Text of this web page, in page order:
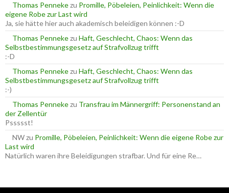
c
h
:
Thomas Pennekezu Promille, Pöbeleien, Peinlichkeit: Wenn die
eigene Robe zur Last wird
Ja, sie hätte hier auch akademisch beleidigen können :-D
Thomas Pennekezu Haft, Geschlecht, Chaos: Wenn das
Selbstbestimmungsgesetz auf Strafvollzug trifft
:-D
Thomas Pennekezu Haft, Geschlecht, Chaos: Wenn das
Selbstbestimmungsgesetz auf Strafvollzug trifft
:-)
Thomas Pennekezu Transfrau im Männergriff: Personenstand an
der Zellentür
Pssssst!
NWzu Promille, Pöbeleien, Peinlichkeit: Wenn die eigene Robe zur
Last wird
Natürlich waren ihre Beleidigungen strafbar. Und für eine Re…